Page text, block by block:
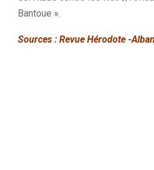
Bantoue ».
Sources : Revue Hérodote -